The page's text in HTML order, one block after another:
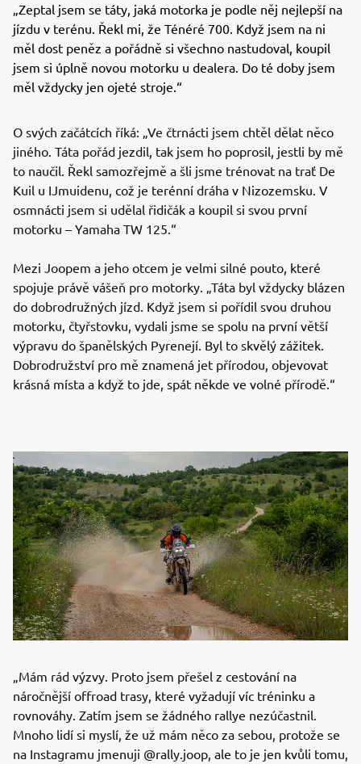
„Zeptal jsem se táty, jaká motorka je podle něj nejlepší na
jízdu v terénu. Řekl mi, že Ténéré 700. Když jsem na ni
měl dost peněz a pořádně si všechno nastudoval, koupil
jsem si úplně novou motorku u dealera. Do té doby jsem
měl vždycky jen ojeté stroje.“
O svých začátcích říká: „Ve čtrnácti jsem chtěl dělat něco
jiného. Táta pořád jezdil, tak jsem ho poprosil, jestli by mě
to naučil. Řekl samozřejmě a šli jsme trénovat na trať De
Kuil u IJmuidenu, což je terénní dráha v Nizozemsku. V
osmnácti jsem si udělal řidičák a koupil si svou první
motorku – Yamaha TW 125.“
Mezi Joopem a jeho otcem je velmi silné pouto, které
spojuje právě vášeň pro motorky. „Táta byl vždycky blázen
do dobrodružných jízd. Když jsem si pořídil svou druhou
motorku, čtyřstovku, vydali jsme se spolu na první větší
výpravu do španělských Pyrenejí. Byl to skvělý zážitek.
Dobrodružství pro mě znamená jet přírodou, objevovat
krásná místa a když to jde, spát někde ve volné přírodě.“
„Mám rád výzvy. Proto jsem přešel z cestování na
náročnější offroad trasy, které vyžadují víc tréninku a
rovnováhy. Zatím jsem se žádného rallye nezúčastnil.
Mnoho lidí si myslí, že už mám něco za sebou, protože se
na Instagramu jmenuji @rally.joop, ale to je jen kvůli tomu,